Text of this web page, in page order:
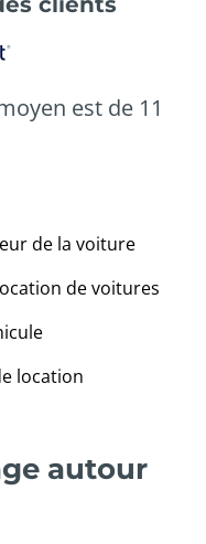
est de 11
de la voiture
de voitures
location
autour